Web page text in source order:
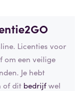
Licenties voor
om een veilige
Je hebt
of dit bedrijfwel